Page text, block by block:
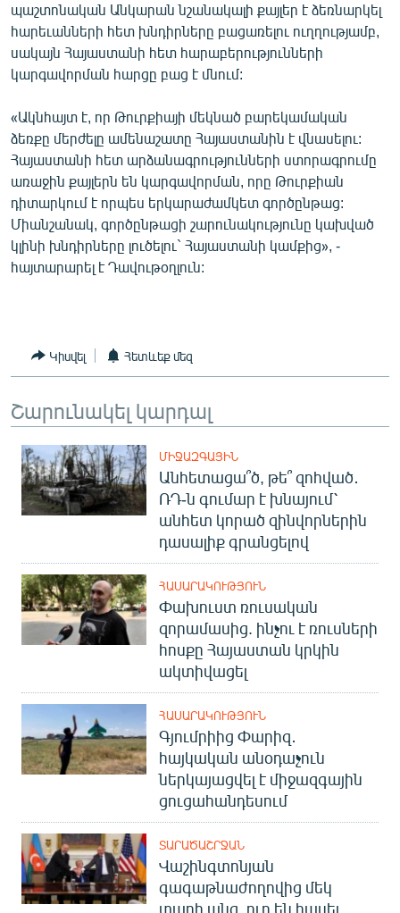
ՁԳՏԵԼՈՎ ԼԱՎԱԳՈՒՅՆԻՆ
ՓՈԴՔԱՍԹ
English
Русский
ՀԵՏԵՎԵՔ ՄԵԶ
պաշտոնական Անկարան նշանակալի քայլեր է ձեռնարկել
հարեւանների հետ խնդիրները բացառելու ուղղությամբ,
սակայն Հայաստանի հետ հարաբերությունների
կարգավորման հարցը բաց է մնում:
«Ակնհայտ է, որ Թուրքիայի մեկնած բարեկամական
ձեռքը մերժելը ամենաշատը Հայաստանին է վնասելու:
Հայաստանի հետ արձանագրությունների ստորագրումը
առաջին քայլերն են կարգավորման, որը Թուրքիան
դիտարկում է որպես երկարաժամկետ գործընթաց:
Միանշանակ, գործընթացի շարունակությունը կախված
կլինի խնդիրները լուծելու` Հայաստանի կամքից», -
հայտարարել է Դավութօղլուն:
Կիսվել Հետևեք մեզ
Շարունակել կարդալ
ՄԻՋԱԶԳԱՅԻՆ
Անհետացա՞ծ, թե՞ զոհված․
ՌԴ-ն գումար է խնայում՝
անհետ կորած զինվորներին
դասալիք գրանցելով
ՀԱՍԱՐԱԿՈՒԹՅՈՒՆ
Փախուստ ռուսական
զորամասից. ինչու է ռուսների
հոսքը Հայաստան կրկին
ակտիվացել
ՀԱՍԱՐԱԿՈՒԹՅՈՒՆ
Գյումրիից Փարիզ․
հայկական անօդաչուն
ներկայացվել է միջազգային
ցուցահանդեսում
ՏԱՐԱԾԱՇՐՋԱՆ
Վաշինգտոնյան
գագաթնաժողովից մեկ
տարի անց. ուր են հասել